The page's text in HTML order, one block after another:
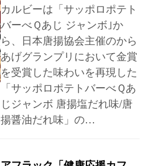
カルビーは「サッポロポテト
バーべＱあじ ジャンボ｣か
ら、日本唐揚協会主催のから
あげグランプリにおいて金賞
を受賞した味わいを再現した
「サッポロポテトバーべＱあ
じジャンボ 唐揚塩だれ味/唐
揚醤油だれ味」の…